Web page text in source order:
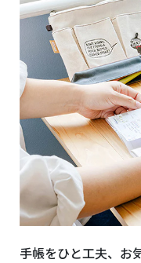
手帳をひと工夫、お